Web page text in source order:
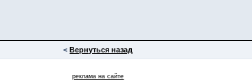
<Вернуться назад
реклама на сайте